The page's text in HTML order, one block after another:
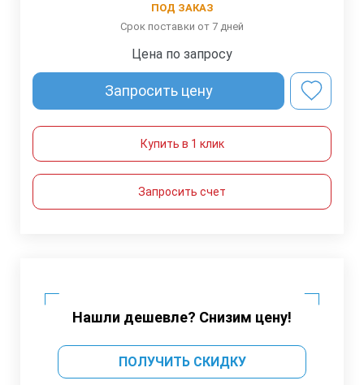
ПОД ЗАКАЗ
Срок поставки от 7 дней
Цена по запросу
Запросить цену
Купить в 1 клик
Запросить счет
Нашли дешевле? Снизим цену!
ПОЛУЧИТЬ СКИДКУ